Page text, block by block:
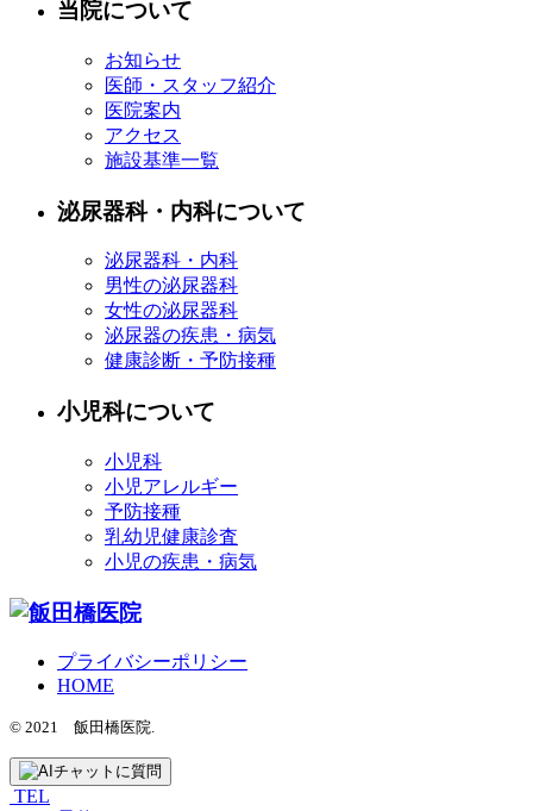
当院について
お知らせ
医師・スタッフ紹介
医院案内
アクセス
施設基準一覧
泌尿器科・内科について
泌尿器科・内科
男性の泌尿器科
女性の泌尿器科
泌尿器の疾患・病気
健康診断・予防接種
小児科について
小児科
小児アレルギー
予防接種
乳幼児健康診査
小児の疾患・病気
プライバシーポリシー
HOME
© 2021 飯田橋医院.
TEL